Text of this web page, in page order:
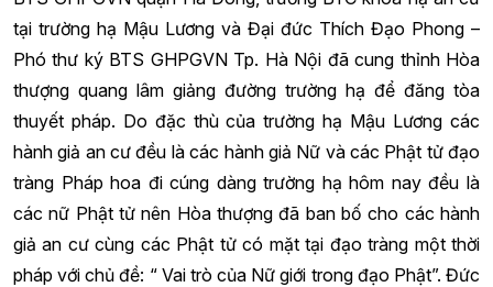
tại trường hạ Mậu Lương và Đại đức Thích Đạo Phong –
Phó thư ký BTS GHPGVN Tp. Hà Nội đã cung thỉnh Hòa
thượng quang lâm giảng đường trường hạ để đăng tòa
thuyết pháp. Do đặc thù của trường hạ Mậu Lương các
hành giả an cư đều là các hành giả Nữ và các Phật tử đạo
tràng Pháp hoa đi cúng dàng trường hạ hôm nay đều là
các nữ Phật tử nên Hòa thượng đã ban bố cho các hành
giả an cư cùng các Phật tử có mặt tại đạo tràng một thời
pháp với chủ đề: “ Vai trò của Nữ giới trong đạo Phật”. Đức